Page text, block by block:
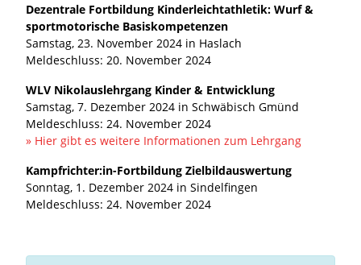
Dezentrale Fortbildung Kinderleichtathletik: Wurf &
sportmotorische Basiskompetenzen
Samstag, 23. November 2024 in Haslach
Meldeschluss: 20. November 2024
WLV Nikolauslehrgang Kinder & Entwicklung
Samstag, 7. Dezember 2024 in Schwäbisch Gmünd
Meldeschluss: 24. November 2024
» Hier gibt es weitere Informationen zum Lehrgang
Kampfrichter:in-Fortbildung Zielbildauswertung
Sonntag, 1. Dezember 2024 in Sindelfingen
Meldeschluss: 24. November 2024